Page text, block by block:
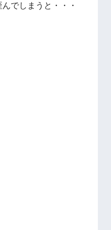
でしまうと・・・